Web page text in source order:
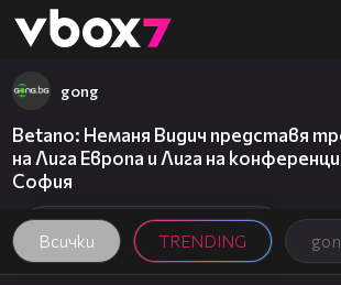
👾
Всички TRENDING
gong
Betano: Неманя Видич представя
на Лига Европа и Лига на
София